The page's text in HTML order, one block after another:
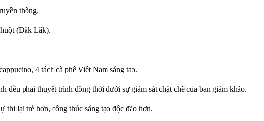
thống.
(Đăk Lăk).
4 tách cà phê Việt Nam sáng tạo.
phải thuyết trình đồng thời dưới sự giám sát chặt chẽ của ban giám khảo.
thi lại trẻ hơn, công thức sáng tạo độc đáo hơn.